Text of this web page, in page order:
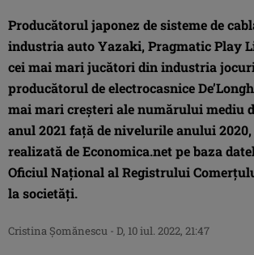
Producătorul japonez de sisteme de
industria auto Yazaki, Pragmatic Play
cei mai mari jucători din industria
producătorul de electrocasnice
mai mari creşteri ale numărului mediu
anul 2021 faţă de nivelurile anului
realizată de Economica.net pe baza
Oficiul Naţional al Registrului
la societăţi.
Cristina Şomănescu - D, 10 iul. 2022, 21:47